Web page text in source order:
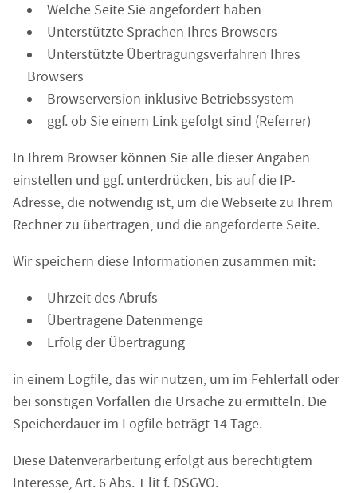
Welche Seite Sie angefordert haben
Unterstützte Sprachen Ihres Browsers
Unterstützte Übertragungsverfahren Ihres
Browsers
Browserversion inklusive Betriebssystem
ggf. ob Sie einem Link gefolgt sind (Referrer)
In Ihrem Browser können Sie alle dieser Angaben
einstellen und ggf. unterdrücken, bis auf die IP-
Adresse, die notwendig ist, um die Webseite zu Ihrem
Rechner zu übertragen, und die angeforderte Seite.
Wir speichern diese Informationen zusammen mit:
Uhrzeit des Abrufs
Übertragene Datenmenge
Erfolg der Übertragung
in einem Logfile, das wir nutzen, um im Fehlerfall oder
bei sonstigen Vorfällen die Ursache zu ermitteln. Die
Speicherdauer im Logfile beträgt 14 Tage.
Diese Datenverarbeitung erfolgt aus berechtigtem
Interesse, Art. 6 Abs. 1 lit f. DSGVO.